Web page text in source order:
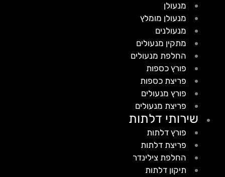
מנעולן
מנעולן מומלץ
מנעולנים
מתקין מנעולים
החלפת מנעולים
פורץ כספות
פריצת כספות
פורץ מנעולים
פריצת מנעולים
שירותי דלתות
פורץ דלתות
פריצת דלתות
החלפת צילינדר
תיקון דלתות